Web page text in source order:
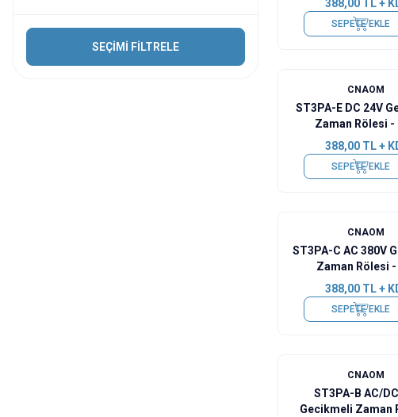
SEÇİMİ FİLTRELE
388,00TL +
SEPETE EKLE
CNAOM
ST3PA-E DC 24V
Zaman Rölesi -
388,00TL +
SEPETE EKLE
CNAOM
ST3PA-C AC 380V
Zaman Rölesi -
388,00TL +
SEPETE EKLE
CNAOM
ST3PA-B AC/
Gecikmeli Zaman